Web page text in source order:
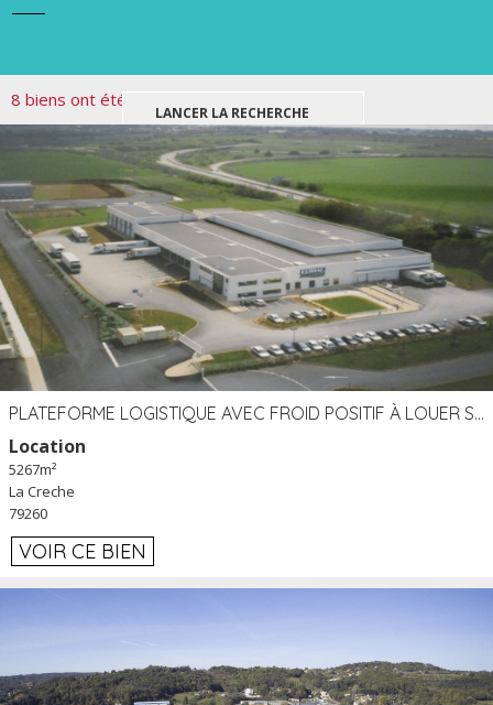
8 biens ont été trouvés pour votre recherche.
PLATEFORME LOGISTIQUE AVEC FROID POSITIF À LOUER SECTEUR NIORT (79)
Location
5267m²
La Creche
79260
VOIR CE BIEN